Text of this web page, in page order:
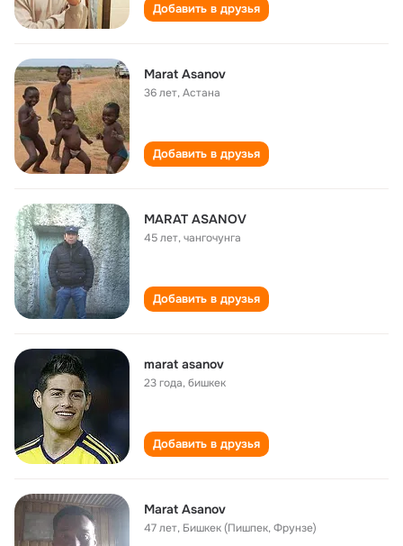
Добавить в друзья
Marat Asanov
36 лет,Астана
Добавить в друзья
MARAT ASANOV
45 лет,чангочунга
Добавить в друзья
marat asanov
23 года,бишкек
Добавить в друзья
Marat Asanov
47 лет, Бишкек (Пишпек, Фрунзе)